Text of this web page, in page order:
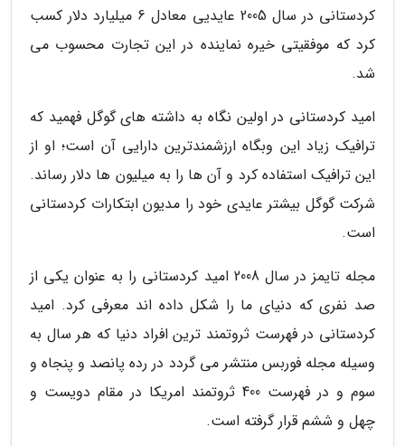
کردستانی در سال 2005 عایدیی معادل 6 میلیارد دلار کسب
کرد که موفقیتی خیره نماینده در این تجارت محسوب می
شد.
امید کردستانی در اولین نگاه به داشته های گوگل فهمید که
ترافیک زیاد این وبگاه ارزشمندترین دارایی آن است؛ او از
این ترافیک استفاده کرد و آن ها را به میلیون ها دلار رساند.
شرکت گوگل بیشتر عایدی خود را مدیون ابتکارات کردستانی
است.
مجله تایمز در سال 2008 امید کردستانی را به عنوان یکی از
صد نفری که دنیای ما را شکل داده اند معرفی کرد. امید
کردستانی در فهرست ثروتمند ترین افراد دنیا که هر سال به
وسیله مجله فوربس منتشر می گردد در رده پانصد و پنجاه و
سوم و در فهرست 400 ثروتمند امریکا در مقام دویست و
چهل و ششم قرار گرفته است.